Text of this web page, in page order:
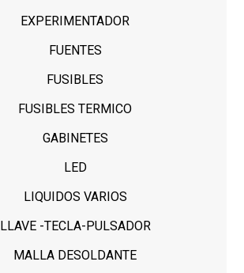
EXPERIMENTADOR
FUENTES
FUSIBLES
FUSIBLES TERMICO
GABINETES
LED
LIQUIDOS VARIOS
LLAVE -TECLA-PULSADOR
MALLA DESOLDANTE